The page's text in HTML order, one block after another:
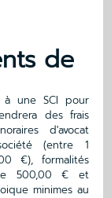
de
à une SCI pour
des frais
d'avocat
(entre 1
€), formalités
500,00 € et
minimes au